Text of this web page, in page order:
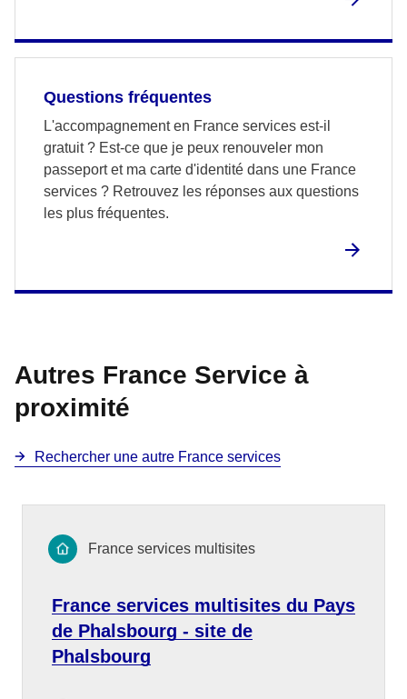
Questions fréquentes
L'accompagnement en France services est-il
gratuit ? Est-ce que je peux renouveler mon
passeport et ma carte d'identité dans une France
services ? Retrouvez les réponses aux questions
les plus fréquentes.
Autres France Service à
proximité
Rechercher une autre France services
France services multisites du Pays
de Phalsbourg - site de
Phalsbourg
France services multisites